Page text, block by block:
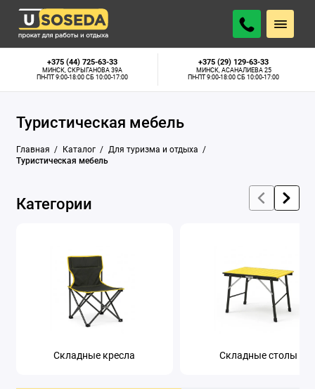
+375 (44) 725-63-33
МИНСК, СКРЫГАНОВА 39А
ПН-ПТ 9:00-18:00 СБ 10:00-17:00
+375 (29) 129-63-33
МИНСК, АСАНАЛИЕВА 25
ПН-ПТ 9:00-18:00 СБ 10:00-17:00
Туристическая мебель
Главная Каталог
Для туризма и отдыха
Туристическая мебель
Байдарки
Гамаки
Костровые чаши
Музыкальные колонки
Походный душ
Категории
Складные кресла Складные столы